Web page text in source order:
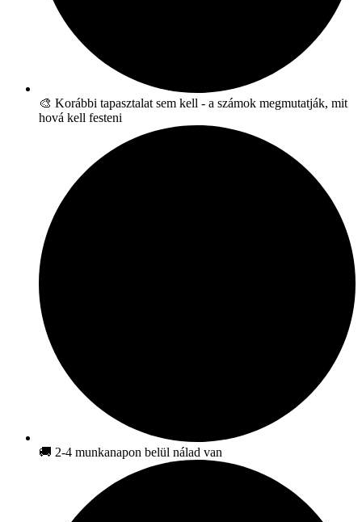
🎨 Korábbi tapasztalat sem kell - a számok megmutatják, mit
hová kell festeni
🚚 2-4 munkanapon belül nálad van